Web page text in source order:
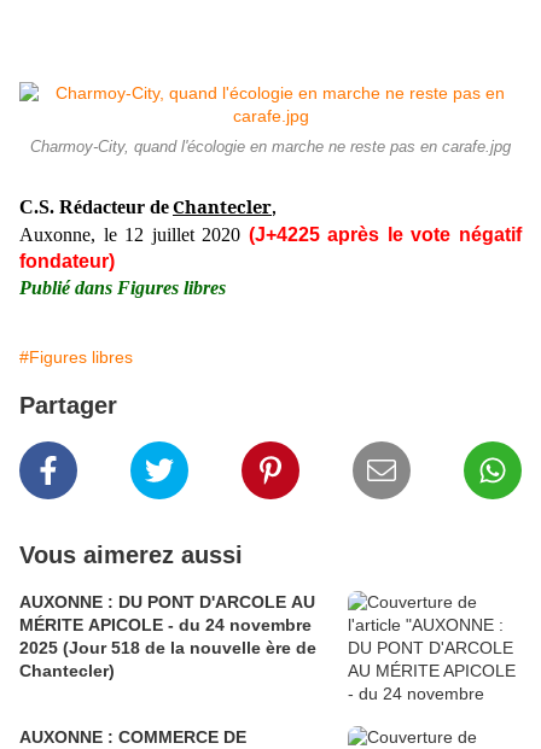
Charmoy-City, quand l'écologie en marche ne reste pas en carafe.jpg
C.S. Rédacteur deChantecler,
Auxonne, le 12 juillet 2020 (J+4225 après le vote négatif
fondateur)
Publié dans Figures libres
#Figures libres
Partager
Vous aimerez aussi
AUXONNE : DU PONT D'ARCOLE AU
MÉRITE APICOLE - du 24 novembre
2025 (Jour 518 de la nouvelle ère de
Chantecler)
AUXONNE : COMMERCE DE